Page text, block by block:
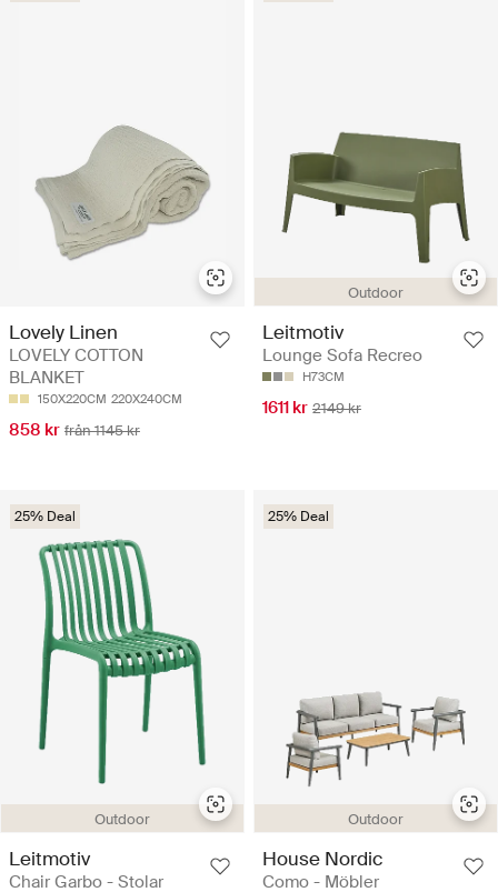
Lovely Linen
LOVELY COTTON
BLANKET
150X220CM 220X240CM
858 kr från 1145 kr
Outdoor
Leitmotiv
Lounge Sofa Recreo
H73CM
1611 kr 2149 kr
Outdoor
25% Deal
Leitmotiv
Chair Garbo - Stolar
Outdoor
25% Deal
House Nordic
Como - Möbler